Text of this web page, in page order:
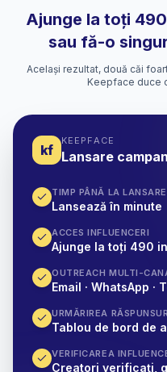
Ajunge la toți
sau fă-o
Același rezultat, două căi
Keepface duce
kf
KEEPFACE
Lansare
TIMP PÂNĂ LA LANSARE
Lansează în minute
ACCES INFLUENCERI
Ajunge la toți 490
OUTREACH MULTI-
Email · WhatsApp ·
URMĂRIREA
Tablou de bord de
VERIFICAREA
Creatori verificați,